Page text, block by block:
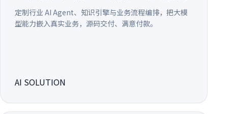
定制行业 AI Agent、知识引擎与业务流程编排，把大模
型能力嵌入真实业务，源码交付、满意付款。
AI SOLUTION